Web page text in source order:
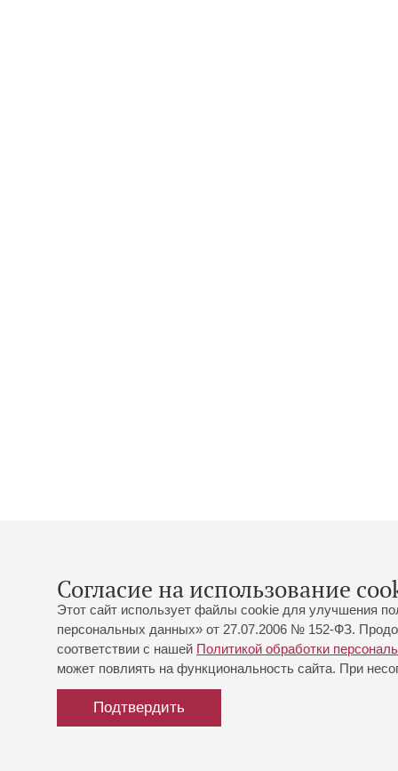
Согласие на использование
Этот сайт использует файлы cookie для улучшения
персональных данных» от 27.07.2006 № 152-ФЗ.
соответствии с нашей Политикой обработки
может повлиять на функциональность сайта. При
Подтвердить